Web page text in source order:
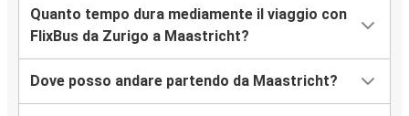
Quanto tempo dura mediamente il viaggio con
FlixBus da Zurigo a Maastricht?
Dove posso andare partendo da Maastricht?